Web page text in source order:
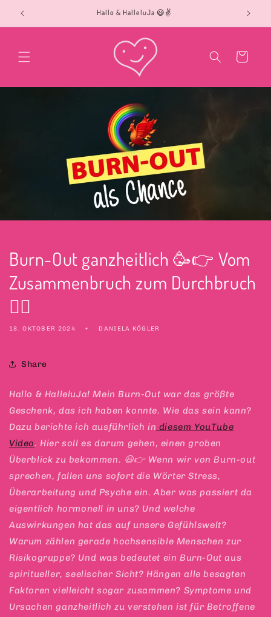
zum
Hallo & HalleluJa 😃✌️
Warenkorb
Burn-Out ganzheitlich 🥳👉 Vom
Zusammenbruch zum Durchbruch
🐦‍🔥
18. OKTOBER 2024 DANIELA KÖGLER
Share
Hallo & HalleluJa! Mein Burn-Out war das größte
Geschenk, das ich haben konnte. Wie das sein kann?
Dazu berichte ich ausführlich in diesem YouTube
Video. Hier soll es darum gehen, einen groben
Überblick zu bekommen. 😃👉 Wenn wir von Burn-out
sprechen, fallen uns sofort die Wörter Stress,
Überarbeitung und Psyche ein. Aber was passiert da
eigentlich hormonell in uns? Und welche
Auswirkungen hat das auf unsere Gefühlswelt?
Warum zählen gerade hochsensible Menschen zur
Risikogruppe? Und was bedeutet ein Burn-Out aus
spiritueller, seelischer Sicht? Hängen alle besagten
Faktoren vielleicht sogar zusammen? Symptome und
Ursachen ganzheitlich zu verstehen ist für Betroffene